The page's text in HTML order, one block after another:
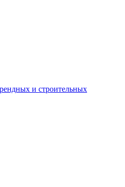
и строительных